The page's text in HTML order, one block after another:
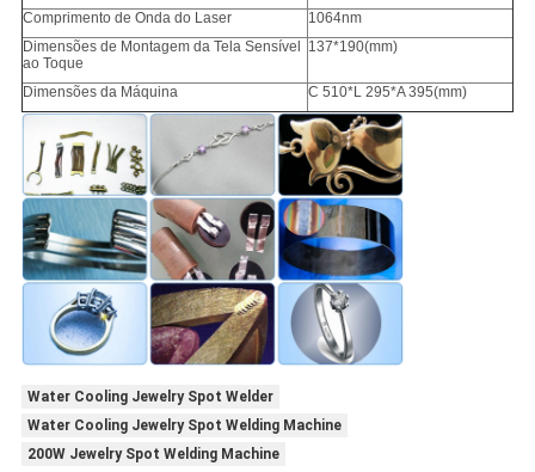
Comprimento de Onda do Laser
1064nm
Dimensões de Montagem da Tela Sensível
ao Toque
137*190(mm)
Dimensões da Máquina C 510*L 295*A 395(mm)
Water Cooling Jewelry Spot Welder
Water Cooling Jewelry Spot Welding Machine
200W Jewelry Spot Welding Machine